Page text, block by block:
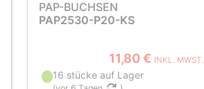
PAP-BUCHSEN
PAP2530-P20-KS
11,80 € INKL. MWST.
16 stücke auf Lager